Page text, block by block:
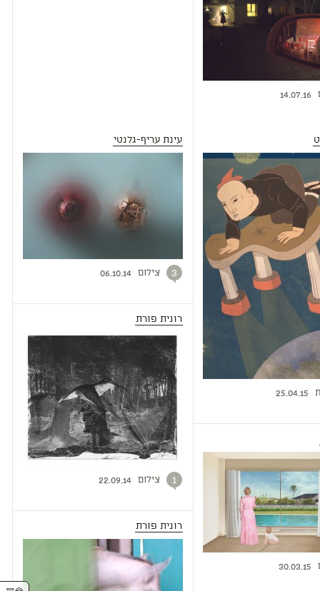
14.07.16
25.04.15
30.03.15
עינת עריף-גלנטי
3 צילום 06.10.14
רונית פורת
1 צילום 22.09.14
רונית פורת